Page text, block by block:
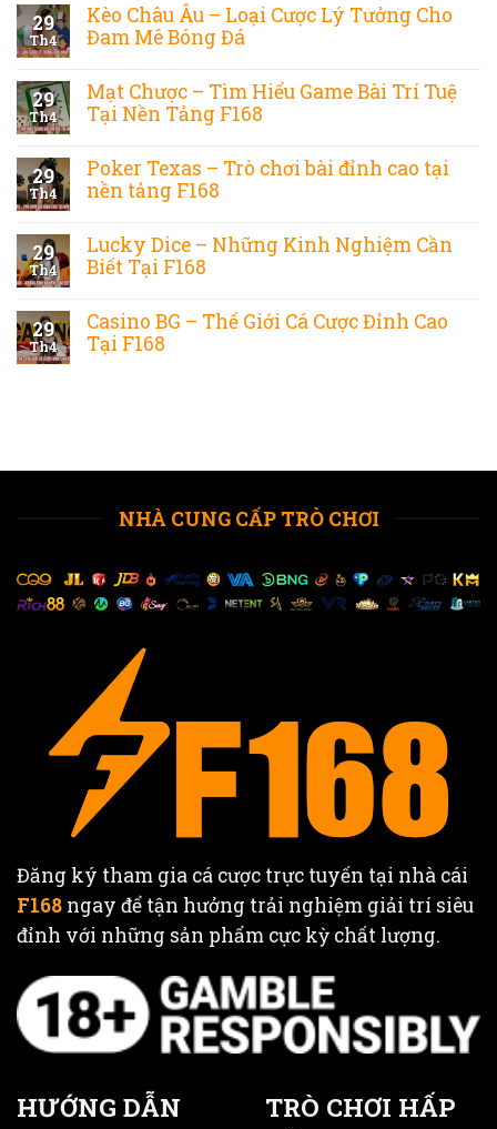
29
Th4
Kèo Châu Âu – Loại Cược Lý Tưởng Cho
Đam Mê Bóng Đá
29
Th4
Mạt Chược – Tìm Hiểu Game Bài Trí Tuệ
Tại Nền Tảng F168
29
Th4
Poker Texas – Trò chơi bài đỉnh cao tại
nền tảng F168
29
Th4
Lucky Dice – Những Kinh Nghiệm Cần
Biết Tại F168
29
Th4
Casino BG – Thế Giới Cá Cược Đỉnh Cao
Tại F168
NHÀ CUNG CẤP TRÒ CHƠI
Đăng ký tham gia cá cược trực tuyến tại nhà cái
F168 ngay để tận hưởng trải nghiệm giải trí siêu
đỉnh với những sản phẩm cực kỳ chất lượng.
HƯỚNG DẪN
TRÒ CHƠI HẤP